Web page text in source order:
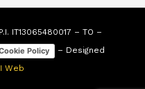
IT13065480017 – TO –
Policy
– Designed
Web